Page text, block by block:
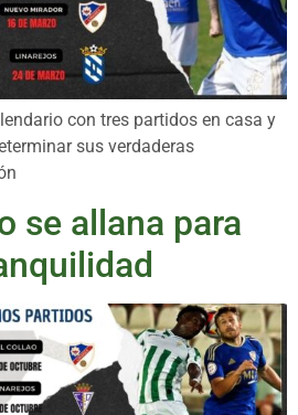
con tres partidos en casa y
sus verdaderas
se allana para